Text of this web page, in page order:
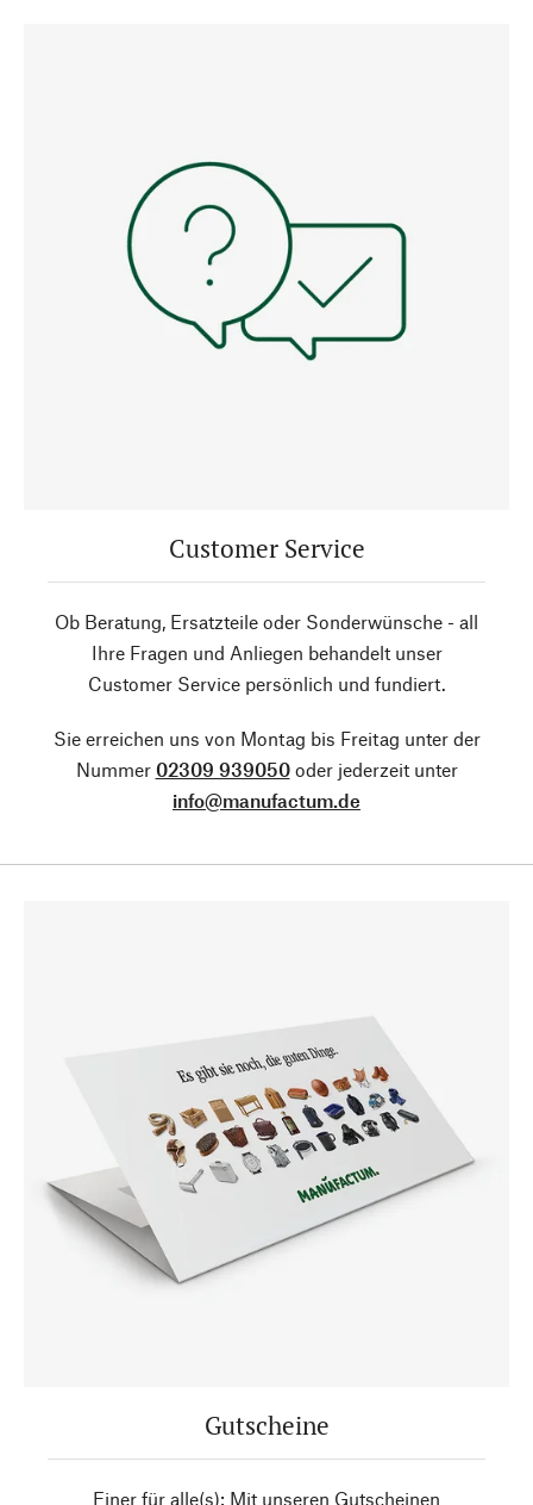
Customer Service
Ob Beratung, Ersatzteile oder Sonderwünsche - all
Ihre Fragen und Anliegen behandelt unser
Customer Service persönlich und fundiert.
Sie erreichen uns von Montag bis Freitag unter der
Nummer 02309 939050oder jederzeit unter
info@manufactum.de
Gutscheine
Einer für alle(s): Mit unseren Gutscheinen